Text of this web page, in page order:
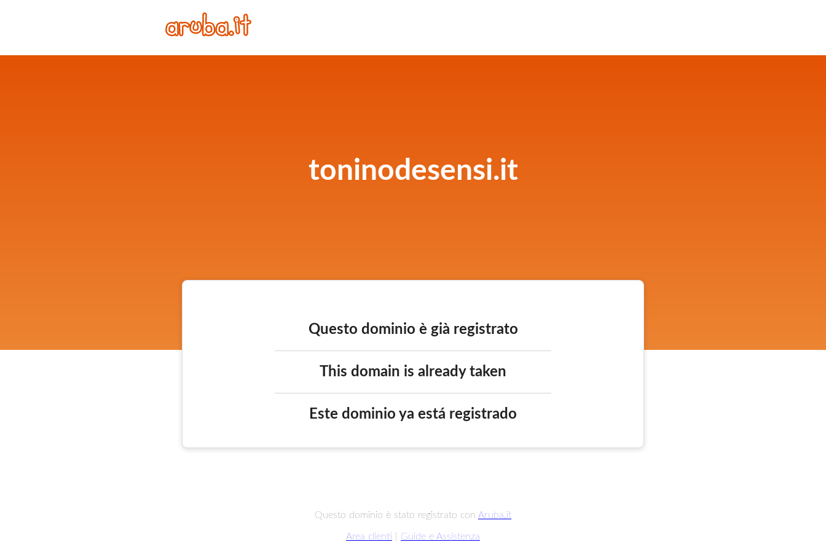
toninodesensi.it
Questo dominio è già registrato
This domain is already taken
Este dominio ya está registrado
Questo dominio è stato registrato con Aruba.it
Area clienti Guide e Assistenza